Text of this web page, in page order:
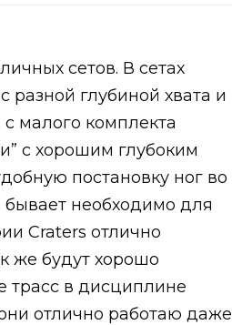
сетов. В сетах
разной глубиной хвата и
малого комплекта
с хорошим глубоким
постановку ног во
необходимо для
Craters отлично
же будут хорошо
трасс в дисциплине
отлично работаю даже